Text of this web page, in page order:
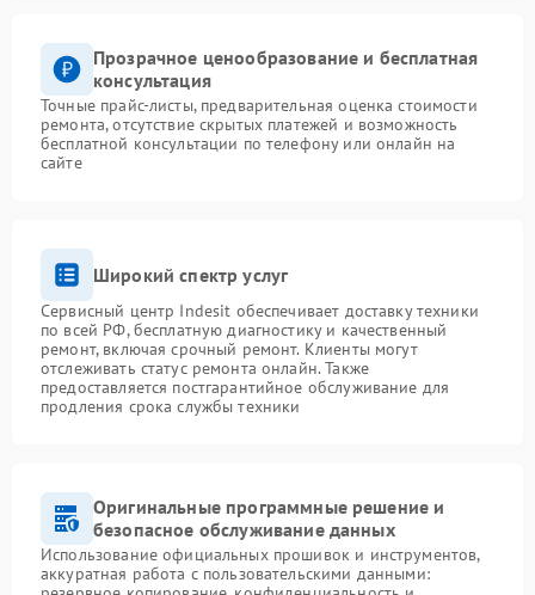
Прозрачное ценообразование и бесплатная
консультация
Точные прайс-листы, предварительная оценка стоимости
ремонта, отсутствие скрытых платежей и возможность
бесплатной консультации по телефону или онлайн на
сайте
Широкий спектр услуг
Сервисный центр Indesit обеспечивает доставку техники
по всей РФ, бесплатную диагностику и качественный
ремонт, включая срочный ремонт. Клиенты могут
отслеживать статус ремонта онлайн. Также
предоставляется постгарантийное обслуживание для
продления срока службы техники
Оригинальные программные решение и
безопасное обслуживание данных
Использование официальных прошивок и инструментов,
аккуратная работа с пользовательскими данными: